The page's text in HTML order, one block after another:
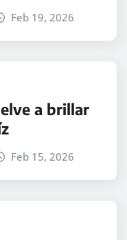
Feb 19, 2026
a brillar
Feb 15, 2026